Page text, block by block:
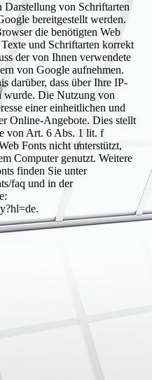
Darstellung von Schriftarten
bereitgestellt werden.
die benötigten Web
und Schriftarten korrekt
der von Ihnen verwendete
von Google aufnehmen.
darüber, dass über Ihre IP-
wurde. Die Nutzung von
einer einheitlichen und
Online-Angebote. Dies stellt
von Art. 6 Abs. 1 lit. f
Fonts nicht unterstützt,
Computer genutzt. Weitere
finden Sie unter
faq und in der